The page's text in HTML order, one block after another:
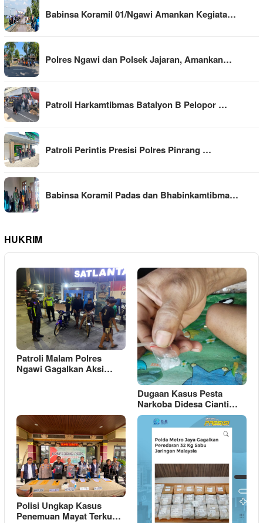
Babinsa Koramil 01/Ngawi Amankan Kegiata…
Polres Ngawi dan Polsek Jajaran, Amankan…
Patroli Harkamtibmas Batalyon B Pelopor …
Patroli Perintis Presisi Polres Pinrang …
Babinsa Koramil Padas dan Bhabinkamtibma…
HUKRIM
Patroli Malam Polres
Ngawi Gagalkan Aksi…
Dugaan Kasus Pesta
Narkoba Didesa Cianti…
Polisi Ungkap Kasus
Penemuan Mayat Terku…